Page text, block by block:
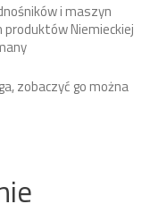
i maszyn
Niemieckiej
zobaczyć go można